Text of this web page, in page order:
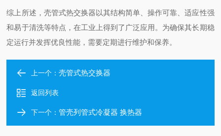
综上所述，壳管式热交换器以其结构简单、操作可靠、适应性强
和易于清洗等特点，在工业上得到了广泛应用。为确保其长期稳
定运行并发挥优良性能，需要定期进行维护和保养。
上一个：壳管式热交换器
返回列表
下一个：管壳列管式冷凝器 换热器